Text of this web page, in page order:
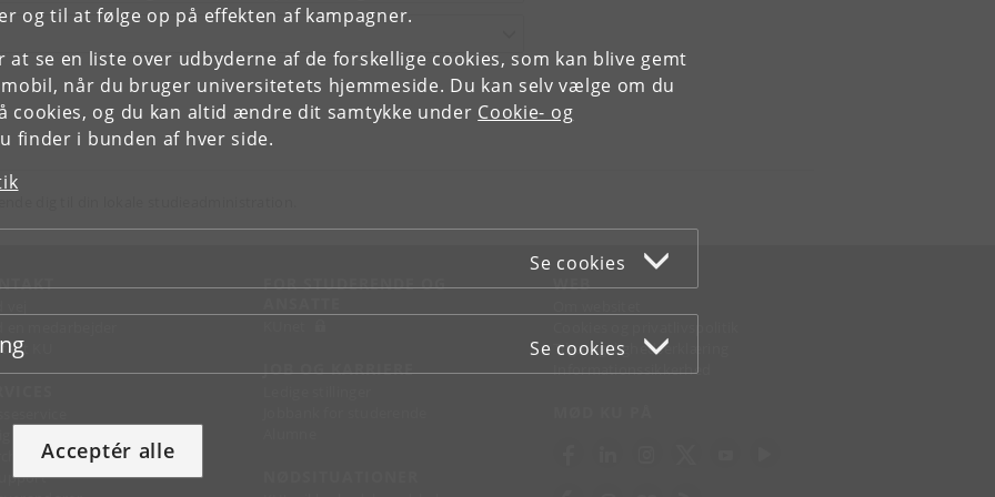
og til at følge op på effekten af kampagner.
at se en liste over udbyderne af de forskellige cookies, som kan blive gemt
når du bruger universitetets hjemmeside. Du kan selv vælge om du
cookies, og du kan altid ændre dit samtykke under Cookie- og
finder i bunden af hver side.
Se cookies
Se cookies
Acceptér alle
KU
FOR STUDERENDE OG
JOB OG KARRIERE
WEB
Tilgængelighedserklæring
Informationssikkerhed